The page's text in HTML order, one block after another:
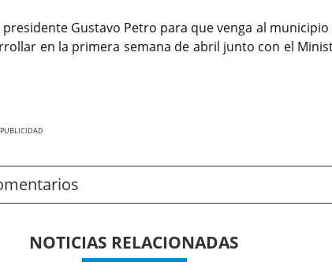
Gustavo Petro para que venga al municipio
en la primera semana de abril junto con el
NOTICIAS RELACIONADAS